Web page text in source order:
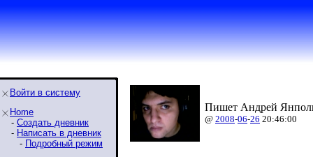
Войти в систему
Home
- Создать дневник
- Написать в дневник
- Подробный режим
Пишет Андрей
@ 2008-06-26 20:46:00